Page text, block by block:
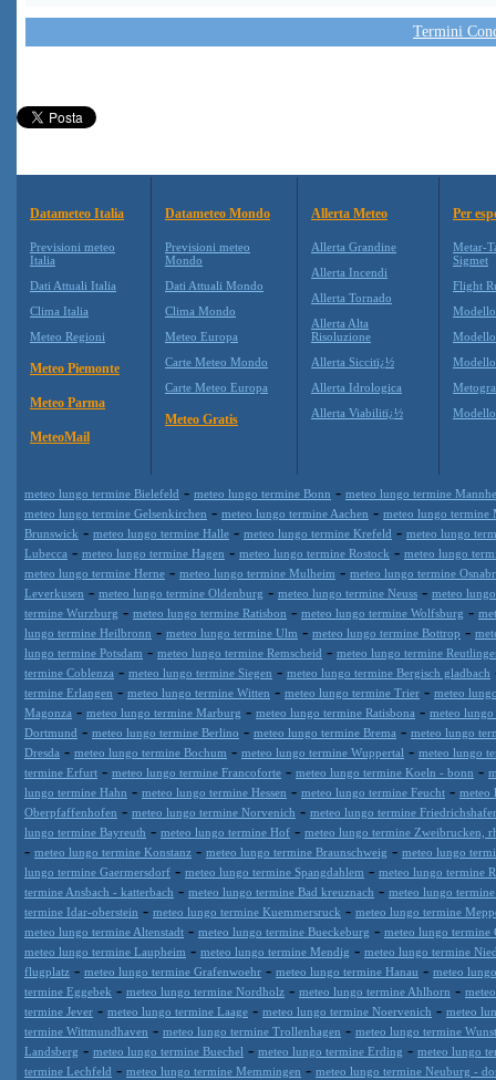
Termini
Datameteo Italia
Previsioni meteo
Italia
Dati Attuali Italia
Clima Italia
Meteo Regioni
Meteo Piemonte
Meteo Parma
MeteoMail
Datameteo Mondo
Previsioni meteo
Mondo
Dati Attuali Mondo
Clima Mondo
Meteo Europa
Carte Meteo Mondo
Carte Meteo Europa
Meteo Gratis
Allerta Meteo
Allerta Grandine
Allerta Incendi
Allerta Tornado
Allerta Alta
Risoluzione
Allerta Siccitï¿½
Allerta Idrologica
Allerta Viabilitï¿½
Per
Metar-
Sigmet
Flight
Modello
meteo lungo termine Bielefeld - meteo lungo termine Bonn - meteo lungo termine
meteo lungo termine Gelsenkirchen - meteo lungo termine Aachen - meteo lungo termine
Brunswick - meteo lungo termine Halle - meteo lungo termine Krefeld - meteo lungo
Lubecca - meteo lungo termine Hagen - meteo lungo termine Rostock - meteo lungo
meteo lungo termine Herne - meteo lungo termine Mulheim - meteo lungo termine
Leverkusen - meteo lungo termine Oldenburg - meteo lungo termine Neuss - meteo
termine Wurzburg - meteo lungo termine Ratisbon - meteo lungo termine Wolfsburg -
lungo termine Heilbronn - meteo lungo termine Ulm - meteo lungo termine Bottrop -
lungo termine Potsdam - meteo lungo termine Remscheid - meteo lungo termine
termine Coblenza - meteo lungo termine Siegen - meteo lungo termine Bergisch gladbach
termine Erlangen - meteo lungo termine Witten - meteo lungo termine Trier - meteo
Magonza - meteo lungo termine Marburg - meteo lungo termine Ratisbona - meteo
Dortmund - meteo lungo termine Berlino - meteo lungo termine Brema - meteo lungo
Dresda - meteo lungo termine Bochum - meteo lungo termine Wuppertal - meteo lungo
termine Erfurt - meteo lungo termine Francoforte - meteo lungo termine Koeln - bonn -
lungo termine Hahn - meteo lungo termine Hessen - meteo lungo termine Feucht - meteo
Oberpfaffenhofen - meteo lungo termine Norvenich - meteo lungo termine
lungo termine Bayreuth - meteo lungo termine Hof - meteo lungo termine Zweibrucken,
- meteo lungo termine Konstanz - meteo lungo termine Braunschweig - meteo lungo
lungo termine Gaermersdorf - meteo lungo termine Spangdahlem - meteo lungo termine
termine Ansbach - katterbach - meteo lungo termine Bad kreuznach - meteo lungo
termine Idar-oberstein - meteo lungo termine Kuemmersruck - meteo lungo termine
meteo lungo termine Altenstadt - meteo lungo termine Bueckeburg - meteo lungo termine
meteo lungo termine Laupheim - meteo lungo termine Mendig - meteo lungo termine
flugplatz - meteo lungo termine Grafenwoehr - meteo lungo termine Hanau - meteo
termine Eggebek - meteo lungo termine Nordholz - meteo lungo termine Ahlhorn -
termine Jever - meteo lungo termine Laage - meteo lungo termine Noervenich - meteo
termine Wittmundhaven - meteo lungo termine Trollenhagen - meteo lungo termine
Landsberg - meteo lungo termine Buechel - meteo lungo termine Erding - meteo lungo
termine Lechfeld - meteo lungo termine Memmingen - meteo lungo termine Neuburg -